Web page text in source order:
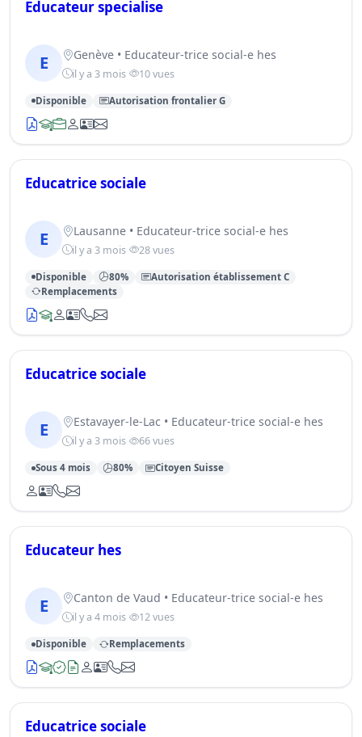
Educateur specialise
E Genève • Educateur-trice social-e hes
il y a 3 mois 10 vues
Disponible Autorisation frontalier G
Educatrice sociale
E Lausanne • Educateur-trice social-e hes
il y a 3 mois 28 vues
Disponible 80%
Autorisation établissement C
Remplacements
Educatrice sociale
E Estavayer-le-Lac • Educateur-trice social-e hes
il y a 3 mois 66 vues
Sous 4 mois 80% Citoyen Suisse
Educateur hes
E Canton de Vaud • Educateur-trice social-e hes
il y a 4 mois 12 vues
Disponible Remplacements
Educatrice sociale